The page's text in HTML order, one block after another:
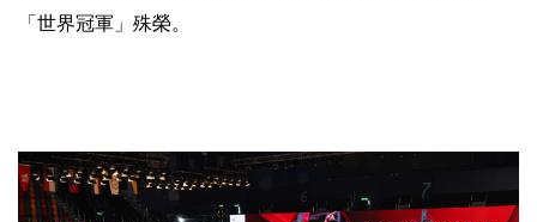
「世界冠軍」殊榮。